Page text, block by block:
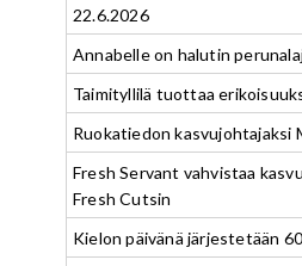
22.6.2026
Annabelle on halutin
Taimityllilä tuottaa
Ruokatiedon kasvujohtajaksi
Fresh Servant vahvistaa
Fresh Cutsin
Kielon päivänä järjestetään